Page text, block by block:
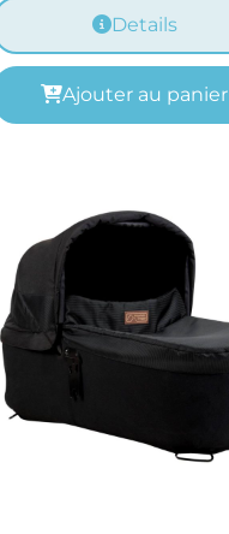
Details
Ajouter au panier